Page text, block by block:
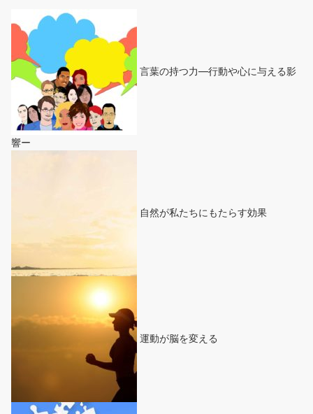
言葉の持つ力―行動や心に与える影
響ー
自然が私たちにもたらす効果
運動が脳を変える